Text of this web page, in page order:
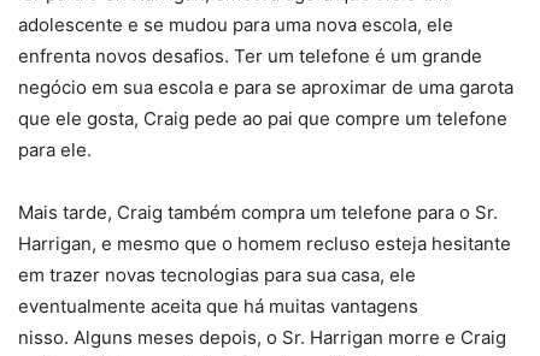
adolescente e se mudou para uma nova escola, ele
enfrenta novos desafios. Ter um telefone é um grande
negócio em sua escola e para se aproximar de uma garota
que ele gosta, Craig pede ao pai que compre um telefone
para ele.
Mais tarde, Craig também compra um telefone para o Sr.
Harrigan, e mesmo que o homem recluso esteja hesitante
em trazer novas tecnologias para sua casa, ele
eventualmente aceita que há muitas vantagens
nisso. Alguns meses depois, o Sr. Harrigan morre e Craig